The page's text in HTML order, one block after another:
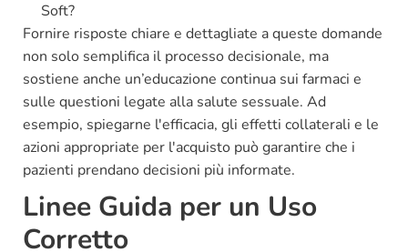
Soft?
Fornire risposte chiare e dettagliate a queste domande
non solo semplifica il processo decisionale, ma
sostiene anche un’educazione continua sui farmaci e
sulle questioni legate alla salute sessuale. Ad
esempio, spiegarne l'efficacia, gli effetti collaterali e le
azioni appropriate per l'acquisto può garantire che i
pazienti prendano decisioni più informate.
Linee Guida per un Uso
Corretto